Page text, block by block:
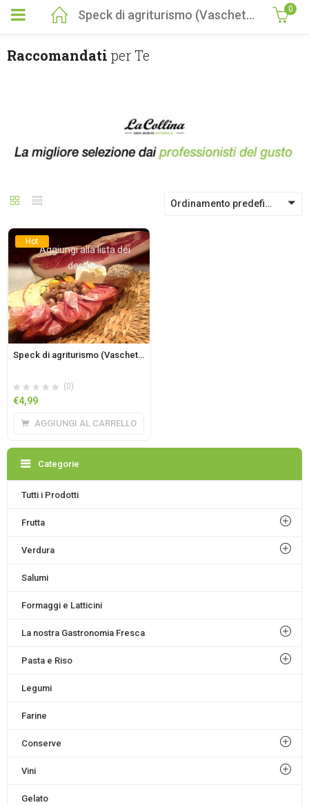
Speck di agriturismo (Vaschetta 100 gr) 0
Raccomandati per Te
Ordinamento predefinito
Hot
Aggiungi alla lista dei
desideri
Speck di agriturismo (Vaschetta 100 gr)
(0)
€4,99
AGGIUNGI AL CARRELLO
Categorie
Tutti i Prodotti
Frutta
Verdura
Salumi
Formaggi e Latticini
La nostra Gastronomia Fresca
Pasta e Riso
Legumi
Farine
Conserve
Vini
Gelato